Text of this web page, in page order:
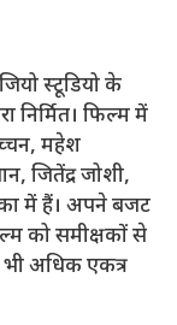
स्टूडियो के
निर्मित। फिल्म में
महेश
जितेंद्र जोशी,
में हैं। अपने बजट
को समीक्षकों से
भी अधिक एकत्र